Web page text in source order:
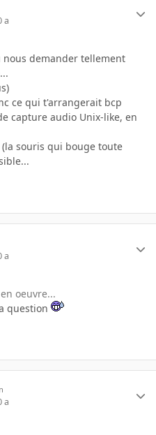
a
demander tellement
ce qui t'arrangerait bcp
capture audio Unix-like, en
souris qui bouge toute
a
oeuvre...
question
a